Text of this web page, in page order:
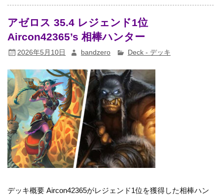
アゼロス 35.4 レジェンド1位
Aircon42365’s 相棒ハンター
2026年5月10日 bandzero Deck - デッキ
デッキ概要 Aircon42365がレジェンド1位を獲得した相棒ハン